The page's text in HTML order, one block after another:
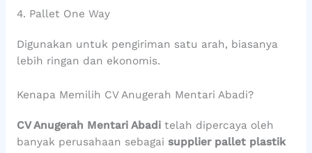
4. Pallet One Way
Digunakan untuk pengiriman satu arah, biasanya
lebih ringan dan ekonomis.
Kenapa Memilih CV Anugerah Mentari Abadi?
CV Anugerah Mentari Abaditelah dipercaya oleh
banyak perusahaan sebagai supplier pallet plastik